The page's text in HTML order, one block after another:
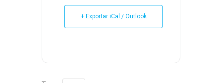
+ Exportar iCal / Outlook